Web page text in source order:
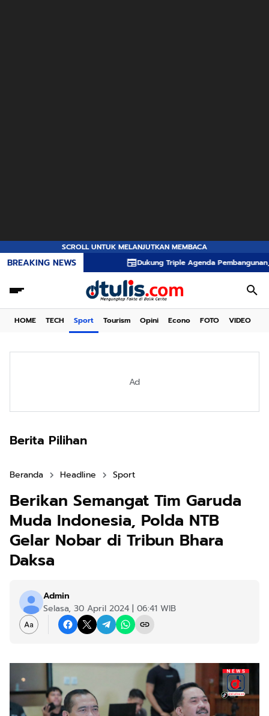
SCROLL UNTUK MELANJUTKAN MEMBACA
BREAKING NEWS Dukung Triple Agenda Pembangunan, Pemprov
HOME TECH Sport Tourism Opini Econo FOTO VIDEO
Ad
Berita Pilihan
Beranda Headline Sport
Berikan Semangat Tim Garuda
Muda Indonesia, Polda NTB
Gelar Nobar di Tribun Bhara
Daksa
Admin
Selasa, 30 April 2024 | 06:41 WIB